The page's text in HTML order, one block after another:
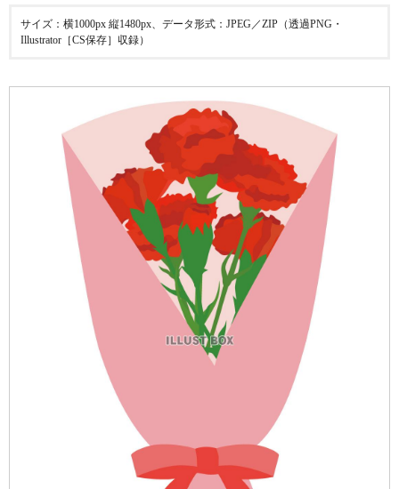
サイズ：横1000px 縦1480px、データ形式：JPEG／ZIP（透過PNG・
Illustrator［CS保存］収録）